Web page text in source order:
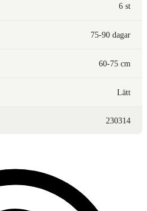
6 st
75-90 dagar
60-75 cm
Lätt
230314